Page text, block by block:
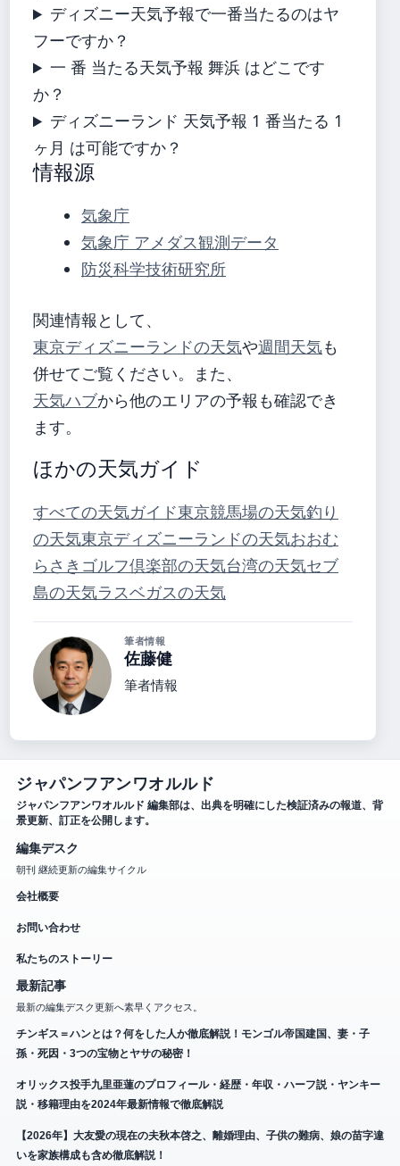
ディズニー天気予報で一番当たるのはヤ
フーですか？
一 番 当たる天気予報 舞浜 はどこです
か？
ディズニーランド 天気予報 1 番当たる 1
ヶ月 は可能ですか？
情報源
気象庁
気象庁 アメダス観測データ
防災科学技術研究所
関連情報として、
東京ディズニーランドの天気や週間天気も
併せてご覧ください。また、
天気ハブから他のエリアの予報も確認でき
ます。
ほかの天気ガイド
すべての天気ガイド東京競馬場の天気釣り
の天気東京ディズニーランドの天気おおむ
らさきゴルフ倶楽部の天気台湾の天気セブ
島の天気ラスベガスの天気
筆者情報
佐藤健
筆者情報
ジャパンフアンワオルルド
ジャパンフアンワオルルド 編集部は、出典を明確にした検証済みの報道、背
景更新、訂正を公開します。
編集デスク
朝刊 継続更新の編集サイクル
会社概要
お問い合わせ
私たちのストーリー
最新記事
最新の編集デスク更新へ素早くアクセス。
チンギス＝ハンとは？何をした人か徹底解説！モンゴル帝国建国、妻・子
孫・死因・3つの宝物とヤサの秘密！
オリックス投手九里亜蓮のプロフィール・経歴・年収・ハーフ説・ヤンキー
説・移籍理由を2024年最新情報で徹底解説
【2026年】大友愛の現在の夫秋本啓之、離婚理由、子供の難病、娘の苗字違
いを家族構成も含め徹底解説！